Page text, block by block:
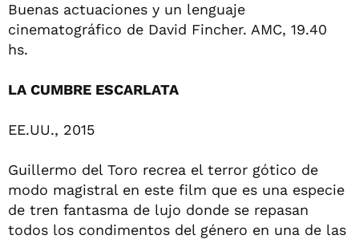
Buenas actuaciones y un lenguaje
cinematográfico de David Fincher. AMC, 19.40
hs.
LA CUMBRE ESCARLATA
EE.UU., 2015
Guillermo del Toro recrea el terror gótico de
modo magistral en este film que es una especie
de tren fantasma de lujo donde se repasan
todos los condimentos del género en una de las